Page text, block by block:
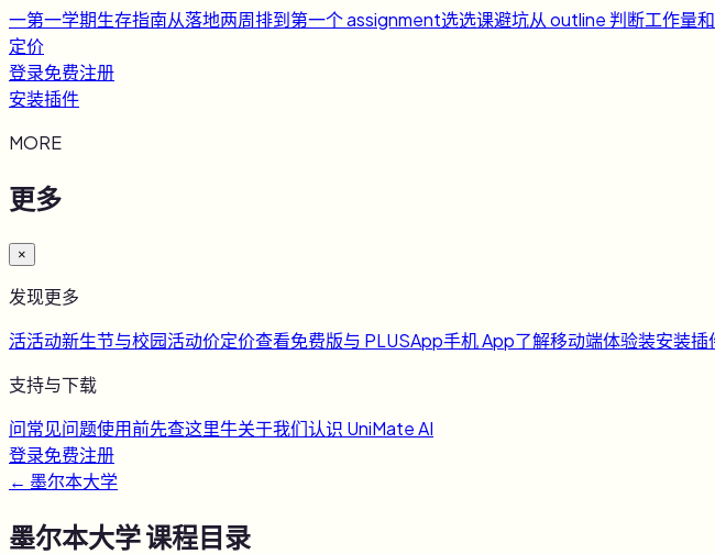
一第一学期生存指南从落地两周排到第一个 assignment选选课避坑从 outline 判断工作量
定价
登录免费注册
安装插件
MORE
更多
×
发现更多
活活动新生节与校园活动价定价查看免费版与 PLUSApp手机 App了解移动端体验装安装插
支持与下载
问常见问题使用前先查这里牛关于我们认识 UniMate AI
登录免费注册
← 墨尔本大学
墨尔本大学课程目录